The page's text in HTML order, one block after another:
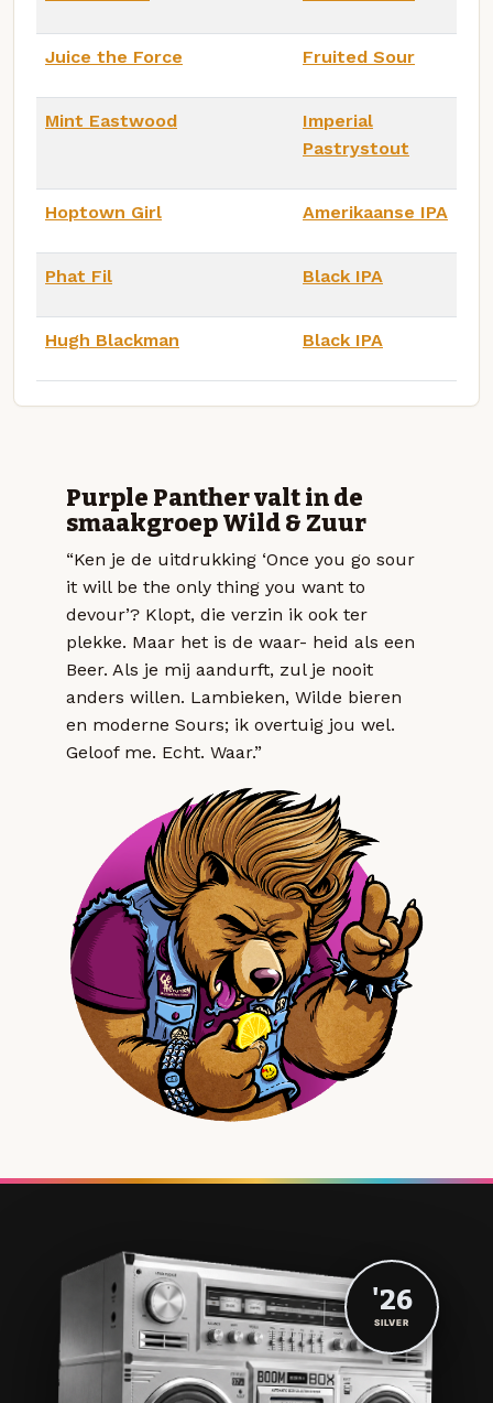
Juice the Force Fruited Sour
Mint Eastwood
Imperial
Pastrystout
Hoptown Girl Amerikaanse IPA
Phat Fil Black IPA
Hugh Blackman Black IPA
Purple Panther valt in de
smaakgroep Wild & Zuur
“Ken je de uitdrukking ‘Once you go sour
it will be the only thing you want to
devour’? Klopt, die verzin ik ook ter
plekke. Maar het is de waar- heid als een
Beer. Als je mij aandurft, zul je nooit
anders willen. Lambieken, Wilde bieren
en moderne Sours; ik overtuig jou wel.
Geloof me. Echt. Waar.”
'26
SILVER